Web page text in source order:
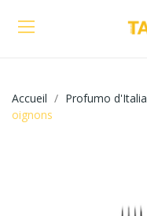
Accueil Profumo d'Italia
oignons